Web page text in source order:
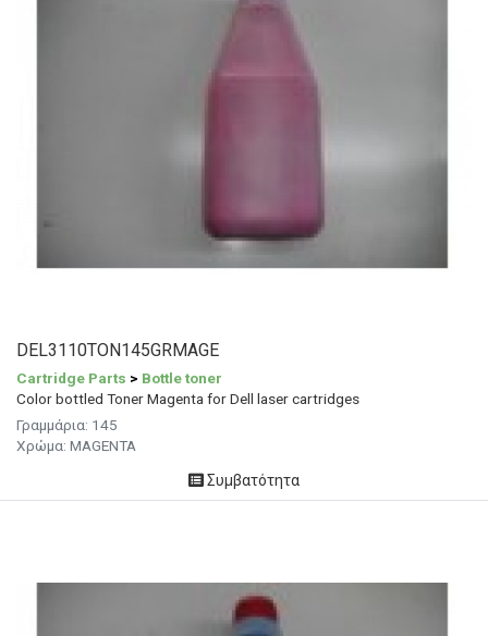
DEL3110TON145GRMAGE
Cartridge Parts > Bottle toner
Color bottled Toner Magenta for Dell laser cartridges
Γραμμάρια: 145
Χρώμα: MAGENTA
Συμβατότητα